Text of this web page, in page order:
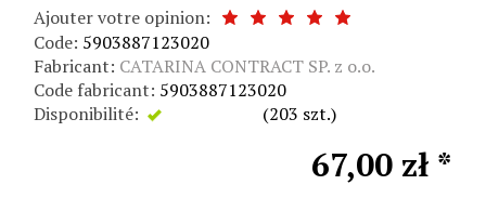
Ajouter votre opinion:
Code: 5903887123020
Fabricant: CATARINA CONTRACT SP. z o.o.
Code fabricant: 5903887123020
Disponibilité:
(203 szt.)
67,00 zł *